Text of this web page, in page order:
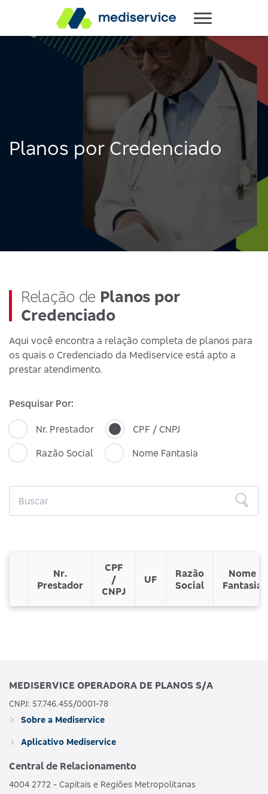
Planos por Credenciado
Relação de Planos por
Credenciado
Aqui você encontra a relação completa de planos para
os quais o Credenciado da Mediservice está apto a
prestar atendimento.
Pesquisar Por:
Nr. Prestador
CPF / CNPJ
Razão Social
Nome Fantasia
Nr.
Prestador
CPF
/
CNPJ
UF
Razão
Social
Nome
Fantasia
MEDISERVICE OPERADORA DE PLANOS S/A
CNPJ: 57.746.455/0001-78
Sobre a Mediservice
Aplicativo Mediservice
Central de Relacionamento
4004 2772 - Capitais e Regiões Metropolitanas